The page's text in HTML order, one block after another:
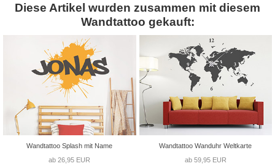
Diese Artikel wurden zusammen mit diesem
Wandtattoo gekauft:
Wandtattoo Splash mit Name
ab 26,95 EUR
Wandtattoo Wanduhr Weltkarte
ab 59,95 EUR